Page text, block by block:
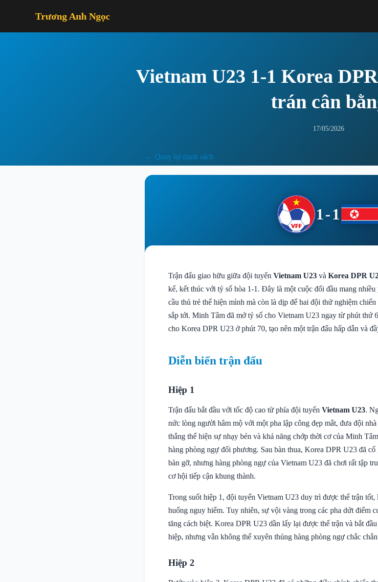
Trương Anh Ngọc
Vietnam U23 1-1 Korea
trán cân
17/05/2026
← Quay lại danh sách
1-1
Trận đấu giao hữu giữa đội tuyển Vietnam U23 và Korea DPR
kể, kết thúc với tỷ số hòa 1-1. Đây là một cuộc đối đầu mang
cầu thủ trẻ thể hiện mình mà còn là dịp để hai đội thử nghiệm
sắp tới. Minh Tâm đã mở tỷ số cho Vietnam U23 ngay từ phút thứ
cho Korea DPR U23 ở phút 70, tạo nên một trận đấu hấp dẫn và
Diễn biến trận đấu
Hiệp 1
Trận đấu bắt đầu với tốc độ cao từ phía đội tuyển Vietnam U23.
nức lòng người hâm mộ với một pha lập công đẹp mắt, đưa đội
thắng thể hiện sự nhạy bén và khả năng chớp thời cơ của Minh
hàng phòng ngự đối phương. Sau bàn thua, Korea DPR U23 đã
bàn gỡ, nhưng hàng phòng ngự của Vietnam U23 đã chơi rất tập
cơ hội tiếp cận khung thành.
Trong suốt hiệp 1, đội tuyển Vietnam U23 duy trì được thế trận tốt,
huống nguy hiểm. Tuy nhiên, sự vội vàng trong các pha dứt điểm
tăng cách biệt. Korea DPR U23 dần lấy lại được thế trận và bắt
hiệp, nhưng vẫn không thể xuyên thủng hàng phòng ngự chắc
Hiệp 2